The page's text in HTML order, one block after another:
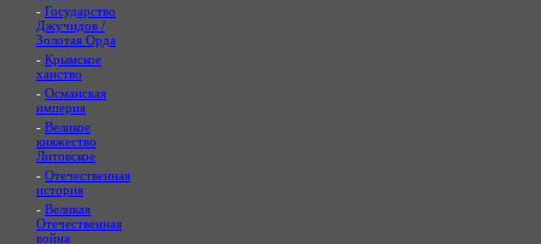
- Государство
Джучидов /
Золотая Орда
- Крымское
ханство
- Османская
империя
- Великое
княжество
Литовское
- Отечественная
история
- Великая
Отечественная
война